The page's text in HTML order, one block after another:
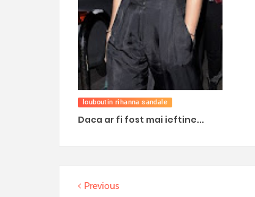
louboutin rihanna sandale
Daca ar fi fost mai ieftine...
Previous